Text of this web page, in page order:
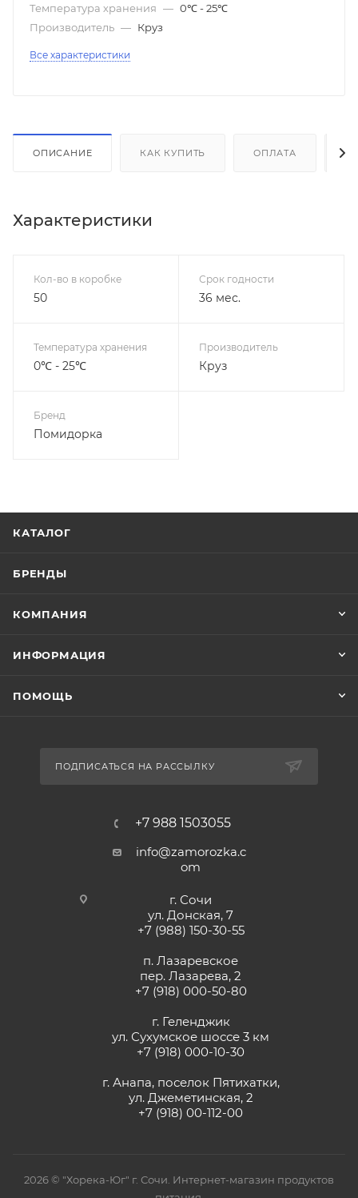
Температура хранения — 0℃ - 25℃
Производитель — Круз
Все характеристики
ОПИСАНИЕ КАК КУПИТЬ ОПЛАТА
Характеристики
Кол-во в коробке
50
Срок годности
36 мес.
Температура хранения
0℃ - 25℃
Производитель
Круз
Бренд
Помидорка
КАТАЛОГ
БРЕНДЫ
КОМПАНИЯ
ИНФОРМАЦИЯ
ПОМОЩЬ
ПОДПИСАТЬСЯ НА РАССЫЛКУ
+7 988 1503055
info@zamorozka.c
om
г. Сочи
ул. Донская, 7
+7 (988) 150-30-55
п. Лазаревское
пер. Лазарева, 2
+7 (918) 000-50-80
г. Геленджик
ул. Сухумское шоссе 3 км
+7 (918) 000-10-30
г. Анапа, поселок Пятихатки,
ул. Джеметинская, 2
+7 (918) 00-112-00
2026 © "Хорека-Юг" г. Сочи. Интернет-магазин продуктов